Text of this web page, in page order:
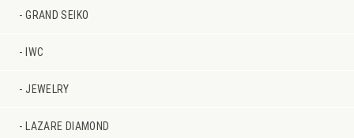
GRAND SEIKO
IWC
JEWELRY
LAZARE DIAMOND